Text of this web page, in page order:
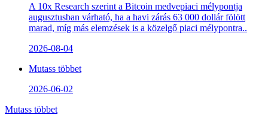
A 10x Research szerint a Bitcoin medvepiaci mélypontja
augusztusban várható, ha a havi zárás 63 000 dollár fölött
marad, míg más elemzések is a közelgő piaci mélypontra..
2026-08-04
Mutass többet
2026-06-02
Mutass többet